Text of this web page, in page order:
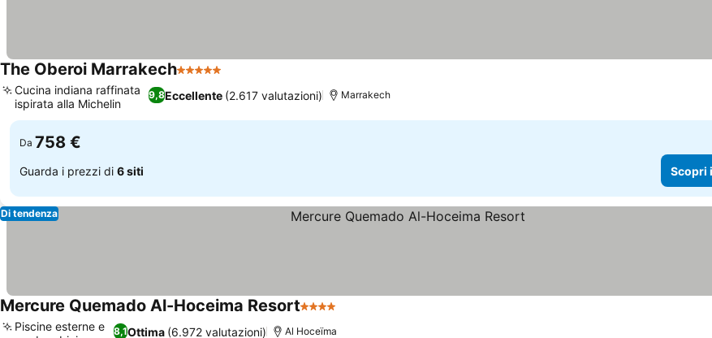
The Oberoi Marrakech5 Stelle
9,8Eccellente (2.617 valutazioni)
Cucina indiana raffinata
ispirata alla Michelin
Marrakech
Da 758 €
Guarda i prezzi di 6 siti Scopri
Di tendenza
Mercure Quemado Al-Hoceima Resort4 Stelle
8,1Ottima (6.972 valutazioni)
Piscine esterne e
Al Hoceïma